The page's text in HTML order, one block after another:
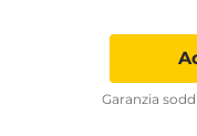
Garanzia